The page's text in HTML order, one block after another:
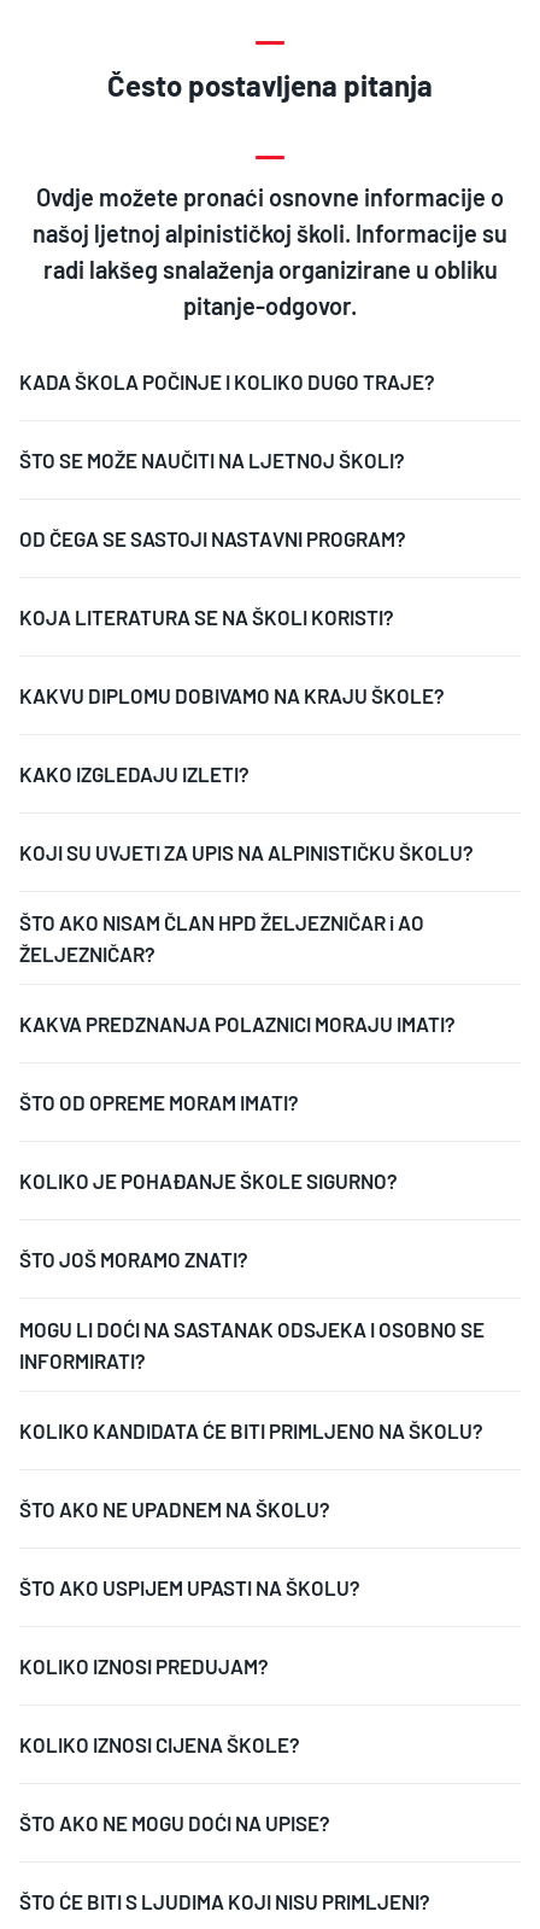
Često postavljena pitanja
Ovdje možete pronaći osnovne informacije o
našoj ljetnoj alpinističkoj školi. Informacije su
radi lakšeg snalaženja organizirane u obliku
pitanje-odgovor.
KADA ŠKOLA POČINJE I KOLIKO DUGO TRAJE?
ŠTO SE MOŽE NAUČITI NA LJETNOJ ŠKOLI?
OD ČEGA SE SASTOJI NASTAVNI PROGRAM?
KOJA LITERATURA SE NA ŠKOLI KORISTI?
KAKVU DIPLOMU DOBIVAMO NA KRAJU ŠKOLE?
KAKO IZGLEDAJU IZLETI?
KOJI SU UVJETI ZA UPIS NA ALPINISTIČKU ŠKOLU?
ŠTO AKO NISAM ČLAN HPD ŽELJEZNIČAR i AO
ŽELJEZNIČAR?
KAKVA PREDZNANJA POLAZNICI MORAJU IMATI?
ŠTO OD OPREME MORAM IMATI?
KOLIKO JE POHAĐANJE ŠKOLE SIGURNO?
ŠTO JOŠ MORAMO ZNATI?
MOGU LI DOĆI NA SASTANAK ODSJEKA I OSOBNO SE
INFORMIRATI?
KOLIKO KANDIDATA ĆE BITI PRIMLJENO NA ŠKOLU?
ŠTO AKO NE UPADNEM NA ŠKOLU?
ŠTO AKO USPIJEM UPASTI NA ŠKOLU?
KOLIKO IZNOSI PREDUJAM?
KOLIKO IZNOSI CIJENA ŠKOLE?
ŠTO AKO NE MOGU DOĆI NA UPISE?
ŠTO ĆE BITI S LJUDIMA KOJI NISU PRIMLJENI?